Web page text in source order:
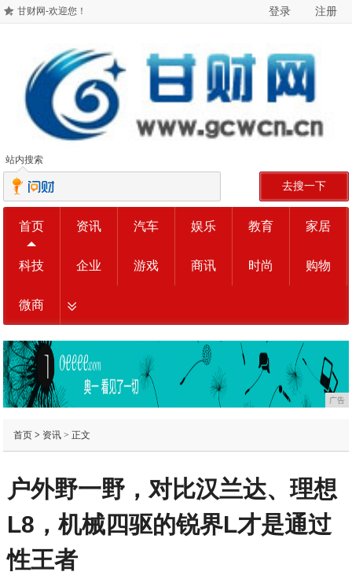
甘财网-欢迎您！ 登录 注册
站内搜索
去搜一下
首页 资讯 汽车 娱乐 教育 家居
科技 企业 游戏 商讯 时尚 购物
微商
广告
首页> 资讯> 正文
户外野一野，对比汉兰达、理想
L8，机械四驱的锐界L才是通过
性王者